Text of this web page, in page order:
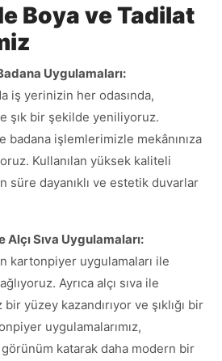
Boya ve Tadilat
Uygulamaları:
iş yerinizin her odasında,
şık bir şekilde yeniliyoruz.
badana işlemlerimizle mekânınıza
Kullanılan yüksek kaliteli
süre dayanıklı ve estetik duvarlar
Sıva Uygulamaları:
kartonpiyer uygulamaları ile
Ayrıca alçı sıva ile
yüzey kazandırıyor ve şıklığı bir
uygulamalarımız,
görünüm katarak daha modern bir